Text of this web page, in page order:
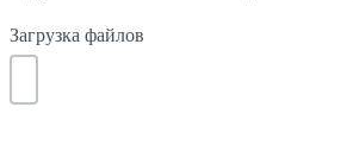
Загрузка файлов